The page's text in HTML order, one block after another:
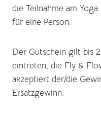
die Teilnahme am
für eine Person.
Der Gutschein gilt bis
eintreten, die Fly &
akzeptiert der/die
Ersatzgewinn.